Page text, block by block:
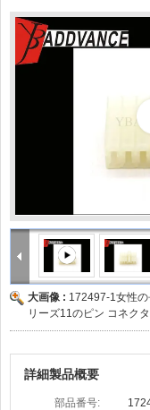
大画像 : 172497-1女性
リーズ11のピン コネクタ
詳細製品概要
部品番号: